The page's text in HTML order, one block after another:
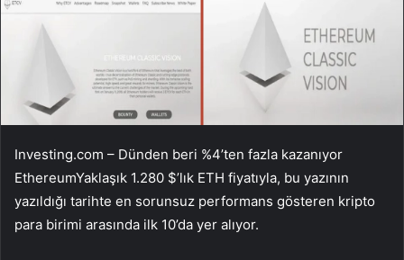
Investing.com – Dünden beri %4’ten fazla kazanıyor
EthereumYaklaşık 1.280 $’lık ETH fiyatıyla, bu yazının
yazıldığı tarihte en sorunsuz performans gösteren kripto
para birimi arasında ilk 10’da yer alıyor.